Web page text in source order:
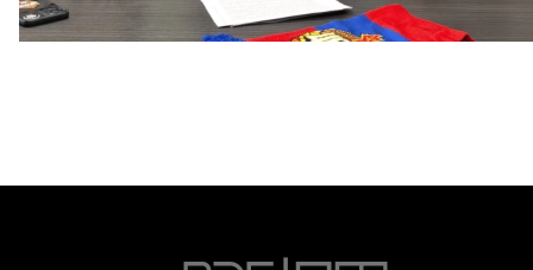
Капитан – с нами!
2 ИЮНЯ 2026 12:55